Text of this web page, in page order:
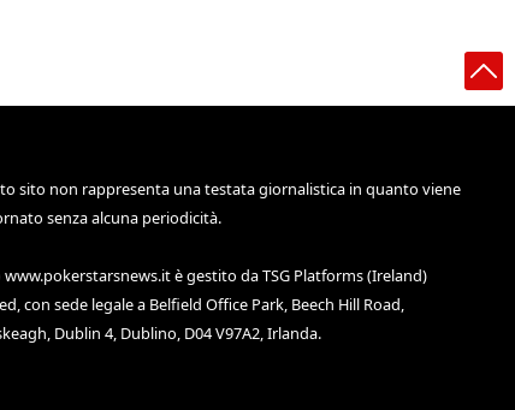
sito non rappresenta una testata giornalistica in quanto viene
senza alcuna periodicità.
www.pokerstarsnews.itè gestito da TSG Platforms (Ireland)
con sede legale a Belfield Office Park, Beech Hill Road,
Dublin 4, Dublino, D04 V97A2, Irlanda.